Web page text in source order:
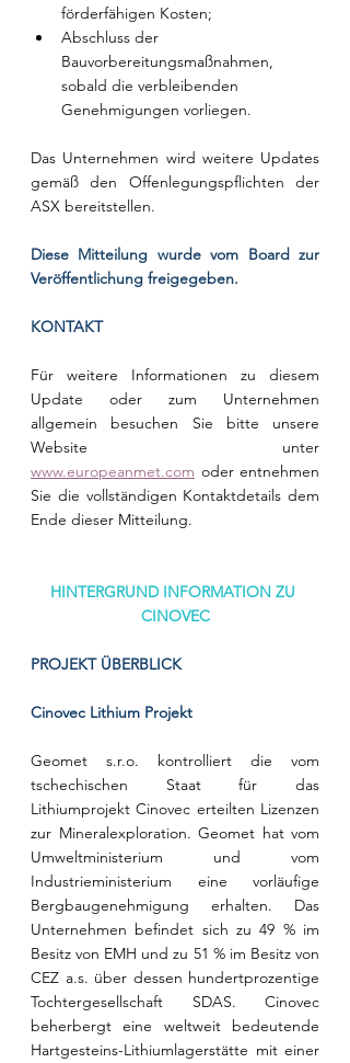
förderfähigen Kosten;
Abschluss der
Bauvorbereitungsmaßnahmen,
sobald die verbleibenden
Genehmigungen vorliegen.
Das Unternehmen wird weitere Updates
gemäß den Offenlegungspflichten der
ASX bereitstellen.
Diese Mitteilung wurde vom Board zur
Veröffentlichung freigegeben.
KONTAKT
Für weitere Informationen zu diesem
Update oder zum Unternehmen
allgemein besuchen Sie bitte unsere
www.europeanmet.com oder entnehmen
Sie die vollständigen Kontaktdetails dem
Ende dieser Mitteilung.
HINTERGRUND INFORMATION ZU
CINOVEC
PROJEKT ÜBERBLICK
Cinovec Lithium Projekt
Geomet s.r.o. kontrolliert die vom
tschechischen Staat für das
Lithiumprojekt Cinovec erteilten Lizenzen
zur Mineralexploration. Geomet hat vom
Umweltministerium und vom
Industrieministerium eine vorläufige
Bergbaugenehmigung erhalten. Das
Unternehmen befindet sich zu 49 % im
Besitz von EMH und zu 51 % im Besitz von
CEZ a.s. über dessen hundertprozentige
Tochtergesellschaft SDAS. Cinovec
beherbergt eine weltweit bedeutende
Hartgesteins-Lithiumlagerstätte mit einer